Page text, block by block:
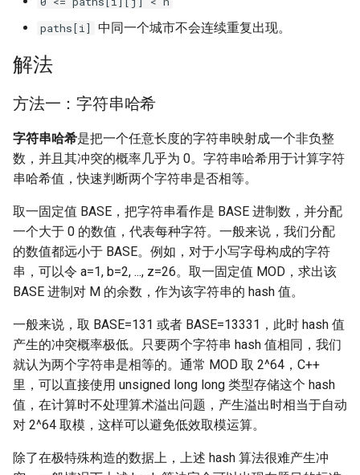
30. 包含 min 函数的栈
32.1. 从上到下打印二叉树
32.3. 从上到下打印二叉树 III
33. 二叉搜索树的后序遍历序
列
34. 二叉树中和为某一值的路
径
35. 复杂链表的复制
36. 二叉搜索树与双向链表
24. 反转链表
25. 链表中的两数相加
26. 重排链表
27. 回文链表
29. 排序的循环链表
30. 插入、删除和随机访问都
是 O(1) 的容器
31. 最近最少使用缓存
32. 有效的变位词
33. 变位词组
34. 外星语言是否排序
4.4. 检查平衡性
4.5. 合法二叉搜索树
4.6. 后继者
4.8. 首个共同祖先
4.9. 二叉搜索树序列
4.10. 检查子树
4.12. 求和路径
5.1. 插入
5.2. 二进制数转字符串
5.3. 翻转数位
5.4. 下一个数
5.6. 整数转换
paths[i]
中同一个城市不会连续重复出现。
解法
方法一：字符串哈希
字符串哈希是把一个任意长度的字符串映射成一个非负整
数，并且其冲突的概率几乎为 0。字符串哈希用于计算字符
串哈希值，快速判断两个字符串是否相等。
取一固定值 BASE，把字符串看作是 BASE 进制数，并分配
一个大于 0 的数值，代表每种字符。一般来说，我们分配
的数值都远小于 BASE。例如，对于小写字母构成的字符
串，可以令 a=1, b=2, ..., z=26。取一固定值 MOD，求出该
BASE 进制对 M 的余数，作为该字符串的 hash 值。
一般来说，取 BASE=131 或者 BASE=13331，此时 hash 值
产生的冲突概率极低。只要两个字符串 hash 值相同，我们
就认为两个字符串是相等的。通常 MOD 取 2^64，C++
里，可以直接使用 unsigned long long 类型存储这个 hash
值，在计算时不处理算术溢出问题，产生溢出时相当于自动
对 2^64 取模，这样可以避免低效取模运算。
除了在极特殊构造的数据上，上述 hash 算法很难产生冲